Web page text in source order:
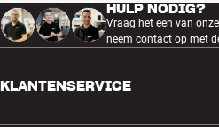
HULP NODIG?
Vraag het een van
neem contact op met
KLANTENSERVICE